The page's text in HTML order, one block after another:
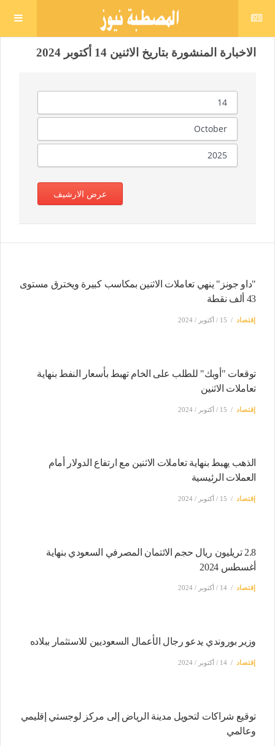
الاخبارة المنشورة بتاريخ الاثنين 14 أكتوبر 2024
"​​داو جونز" ينهي تعاملات الاثنين بمكاسب كبيرة ويخترق مستوى
43 ألف نقطة
إقتصاد 15 / أكتوبر / 2024
توقعات "أوبك" للطلب على الخام تهبط بأسعار النفط بنهاية
تعاملات الاثنين
إقتصاد 15 / أكتوبر / 2024
الذهب يهبط بنهاية تعاملات الاثنين مع ارتفاع الدولار أمام
العملات الرئيسية
إقتصاد 15 / أكتوبر / 2024
2.8 تريليون ريال حجم الائتمان المصرفي السعودي بنهاية
أغسطس 2024
إقتصاد 14 / أكتوبر / 2024
وزير بوروندي يدعو رجال الأعمال السعوديين للاستثمار ببلاده
إقتصاد 14 / أكتوبر / 2024
توقيع شراكات لتحويل مدينة الرياض إلى مركز لوجستي إقليمي
وعالمي